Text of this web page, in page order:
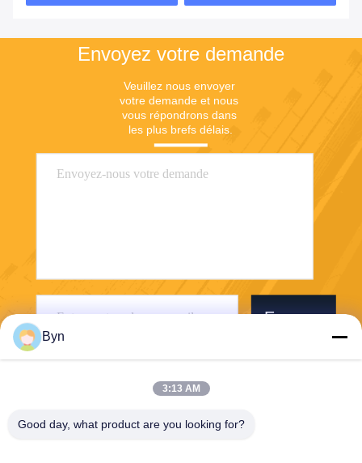
NFC de FBI
Envoyez votre demande
Veuillez nous envoyer
votre demande et nous
vous répondrons dans
les plus brefs délais.
Envoyer
Byn
3:13 AM
Good day, what product are you looking for?